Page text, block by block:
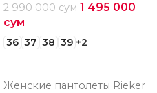
2 990 000сум 1 495 000
сум
36 37 38 39 +2
Женские пантолеты Rieker